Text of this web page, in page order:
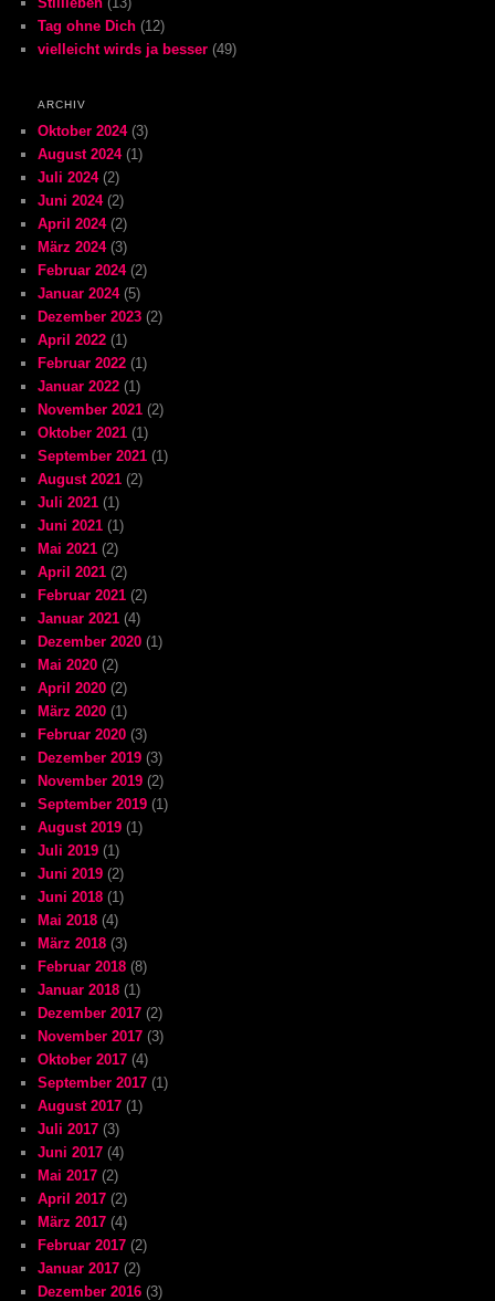
Tag ohne Dich (12)
vielleicht wirds ja besser (49)
ARCHIV
Oktober 2024(3)
August 2024(1)
Juli 2024(2)
Juni 2024(2)
April 2024(2)
März 2024(3)
Februar 2024(2)
Januar 2024(5)
Dezember 2023 (2)
April 2022 (1)
Februar 2022 (1)
Januar 2022 (1)
November 2021 (2)
Oktober 2021 (1)
September 2021 (1)
August 2021 (2)
Juli 2021 (1)
Juni 2021 (1)
Mai 2021 (2)
April 2021 (2)
Februar 2021 (2)
Januar 2021 (4)
Dezember 2020 (1)
Mai 2020 (2)
April 2020 (2)
März 2020 (1)
Februar 2020 (3)
Dezember 2019 (3)
November 2019 (2)
September 2019 (1)
August 2019 (1)
Juli 2019 (1)
Juni 2019 (2)
Juni 2018 (1)
Mai 2018 (4)
März 2018 (3)
Februar 2018 (8)
Januar 2018 (1)
Dezember 2017 (2)
November 2017 (3)
Oktober 2017 (4)
September 2017 (1)
August 2017 (1)
Juli 2017 (3)
Juni 2017 (4)
Mai 2017 (2)
April 2017 (2)
März 2017 (4)
Februar 2017 (2)
Januar 2017 (2)
Dezember 2016 (3)